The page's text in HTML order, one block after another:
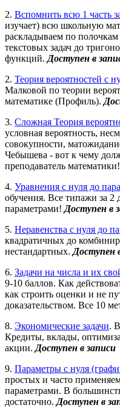
2. Вспомнить всю 1 часть
изучает) всю школьную
раскладываем по
текстовых задач до
функций. Доступен в
2. Теория вероятностей с
Малковой по теории
математике (Профиль).
3. Сложная Теория
условная вероятность,
совокупности,
Чебышева - вот к чему
преподаватель математики!
4. Уравнения с нуля до
обучения. Все типажи за 2
параметрами! Доступен в
5. Неравенства с нуля до
квадратичных до
нестандартных. Доступен
6. Задачи на числа и их
9-10 баллов. Как
как строить оценки и не
доказательством. Все 10
8. Экономические задачи.
Кредиты, вклады,
акции. Доступен в записи
9. Параметры с нуля
простых и часто
параметрами. В
достаточно. Доступен в